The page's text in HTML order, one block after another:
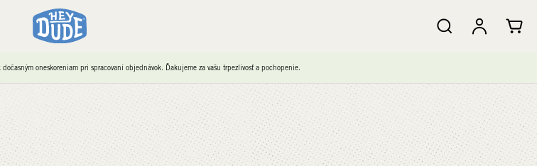
oneskoreniam pri spracovaní objednávok. Ďakujeme za vašu trpezlivosť a pochopenie.